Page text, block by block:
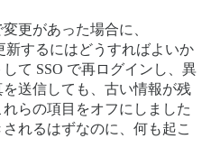
更があった場合に、
新するにはどうすればよいか
て SSO で再ログインし、異
送信しても、古い情報が残
らの項目をオフにしました
れるはずなのに、何も起こ